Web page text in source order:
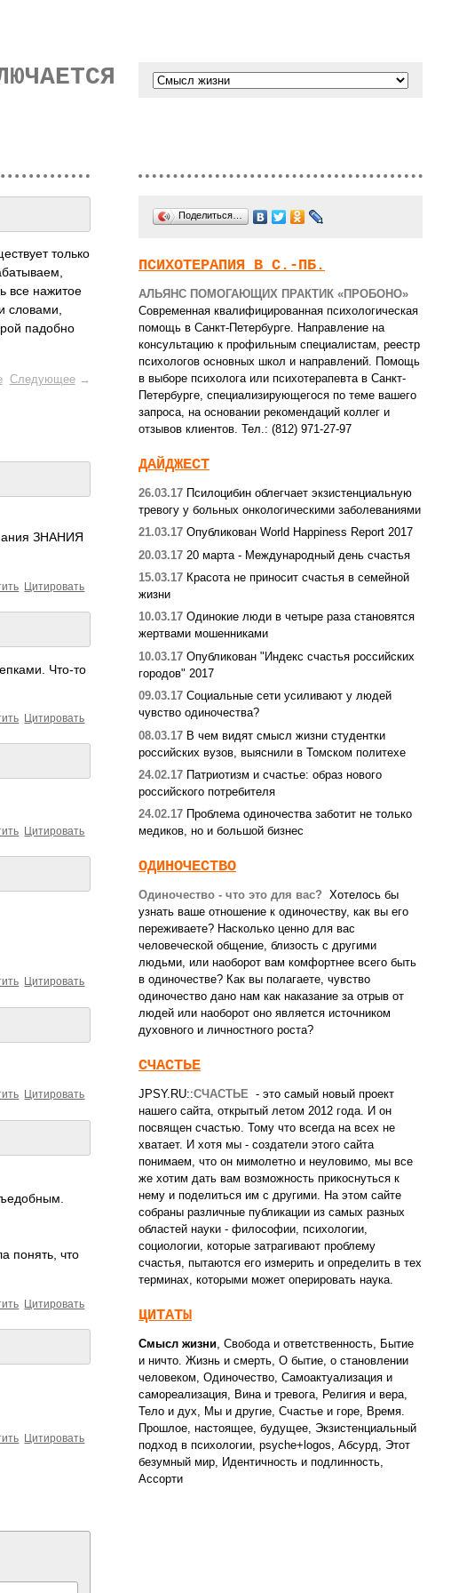
только
все нажитое
словами,
падобно
Следующее→
ЗНАНИЯ
Цитировать
Что-то
Цитировать
Цитировать
Цитировать
Цитировать
понять, что
Цитировать
Цитировать
Поделиться…
ПСИХОТЕРАПИЯ В С.-ПБ.
АЛЬЯНС ПОМОГАЮЩИХ ПРАКТИК «ПРОБОНО»
Современная квалифицированная психологическая
помощь в Санкт-Петербурге. Направление на
консультацию к профильным специалистам, реестр
психологов основных школ и направлений. Помощь
в выборе психолога или психотерапевта в Санкт-
Петербурге, специализирующегося по теме вашего
запроса, на основании рекомендаций коллег и
отзывов клиентов. Тел.: (812) 971-27-97
ДАЙДЖЕСТ
26.03.17 Псилоцибин облегчает экзистенциальную
тревогу у больных онкологическими заболеваниями
21.03.17 Опубликован World Happiness Report 2017
20.03.17 20 марта - Международный день счастья
15.03.17 Красота не приносит счастья в семейной
жизни
10.03.17 Одинокие люди в четыре раза становятся
жертвами мошенниками
10.03.17 Опубликован "Индекс счастья российских
городов" 2017
09.03.17 Социальные сети усиливают у людей
чувство одиночества?
08.03.17 В чем видят смысл жизни студентки
российских вузов, выяснили в Томском политехе
24.02.17 Патриотизм и счастье: образ нового
российского потребителя
24.02.17 Проблема одиночества заботит не только
медиков, но и большой бизнес
ОДИНОЧЕСТВО
Одиночество - что это для вас? Хотелось бы
узнать ваше отношение к одиночеству, как вы его
переживаете? Насколько ценно для вас
человеческой общение, близость c другими
людьми, или наоборот вам комфортнее всего быть
в одиночестве? Как вы полагаете, чувство
одиночество дано нам как наказание за отрыв от
людей или наоборот оно является источником
духовного и личностного роста?
СЧАСТЬЕ
JPSY.RU::СЧАСТЬЕ - это самый новый проект
нашего сайта, открытый летом 2012 года. И он
посвящен счастью. Тому что всегда на всех не
хватает. И хотя мы - создатели этого сайта
понимаем, что он мимолетно и неуловимо, мы все
же хотим дать вам возможность прикоснуться к
нему и поделиться им с другими. На этом сайте
собраны различные публикации из самых разных
областей науки - философии, психологии,
социологии, которые затрагивают проблему
счастья, пытаются его измерить и определить в тех
терминах, которыми может оперировать наука.
ЦИТАТЫ
Смысл жизни, Свобода и ответственность, Бытие
и ничто. Жизнь и смерть, О бытие, о становлении
человеком, Одиночество, Самоактуализация и
самореализация, Вина и тревога, Религия и вера,
Тело и дух, Мы и другие, Счастье и горе, Время.
Прошлое, настоящее, будущее, Экзистенциальный
подход в психологии, psyche+logos, Абсурд, Этот
безумный мир, Идентичность и подлинность,
Ассорти